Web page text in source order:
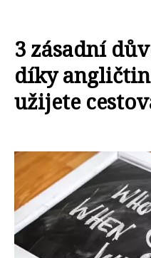
3 zásadní
díky
užijete